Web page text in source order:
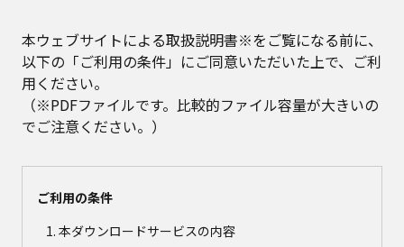
本ウェブサイトによる取扱説明書※をご覧になる前に、
以下の「ご利用の条件」にご同意いただいた上で、ご利
用ください。
（※PDFファイルです。比較的ファイル容量が大きいの
でご注意ください。）
ご利用の条件
本ダウンロードサービスの内容